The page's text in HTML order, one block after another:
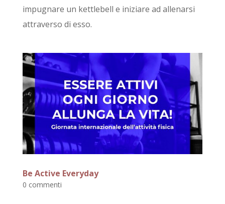
impugnare un kettlebell e iniziare ad allenarsi
attraverso di esso.
Be Active Everyday
0 commenti